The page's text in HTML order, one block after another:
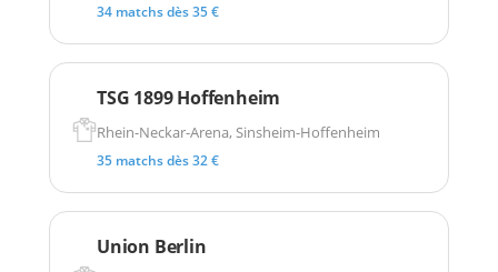
34 matchs dès 35 €
TSG 1899 Hoffenheim
Rhein-Neckar-Arena, Sinsheim-Hoffenheim
35 matchs dès 32 €
Union Berlin